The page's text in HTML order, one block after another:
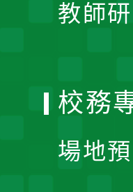
教師
校務
場地